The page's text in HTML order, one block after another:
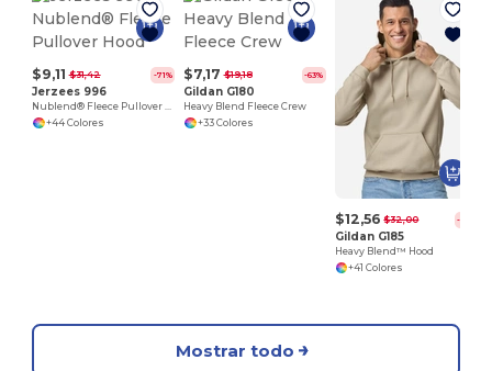
$9,11 $31,42 -71%
Jerzees 996
Nublend® Fleece Pullover Hood
+44 Colores
$7,17 $19,18 -63%
Gildan G180
Heavy Blend Fleece Crew
+33 Colores
$12,56 $32,00 -61%
Gildan G185
Heavy Blend™ Hood
+41 Colores
Mostrar todo